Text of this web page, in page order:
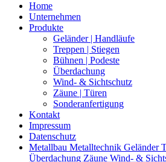
Home
Unternehmen
Produkte
Geländer | Handläufe
Treppen | Stiegen
Bühnen | Podeste
Überdachung
Wind- & Sichtschutz
Zäune | Türen
Sonderanfertigung
Kontakt
Impressum
Datenschutz
Metallbau Metalltechnik Geländer
Überdachung Zäune Wind- &